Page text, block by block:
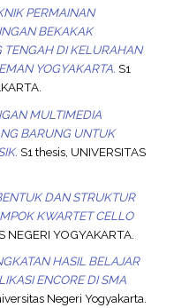
PERMAINAN
BEKAKAK
DI KELURAHAN
YOGYAKARTA. S1
MULTIMEDIA
BARUNG UNTUK
S1 thesis, UNIVERSITAS
DAN STRUKTUR
KWARTET CELLO
NEGERI YOGYAKARTA.
HASIL BELAJAR
ENCORE DI SMA
Negeri Yogyakarta.